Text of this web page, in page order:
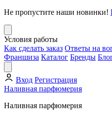
Не пропустите наши новинки!
Условия работы
Как сделать заказ Ответы на
Франшиза Каталог Бренды
Вход Регистрация
Наливная парфюмерия
Наливная парфюмерия